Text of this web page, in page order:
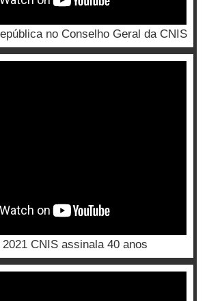
no Conselho Geral da CNIS
CNIS assinala 40 anos